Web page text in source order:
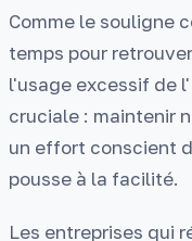
Comme le souligne
temps pour
l'usage excessif de
cruciale : maintenir
un effort conscient
pousse à la facilité.
Les entreprises qui